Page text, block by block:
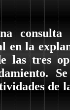
consulta
la
las tres
de